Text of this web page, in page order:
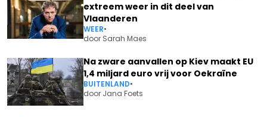
extreem weer in dit deel van
Vlaanderen
WEER•
door Sarah Maes
Na zware aanvallen op Kiev maakt EU
1,4 miljard euro vrij voor Oekraïne
BUITENLAND•
door Jana Foets